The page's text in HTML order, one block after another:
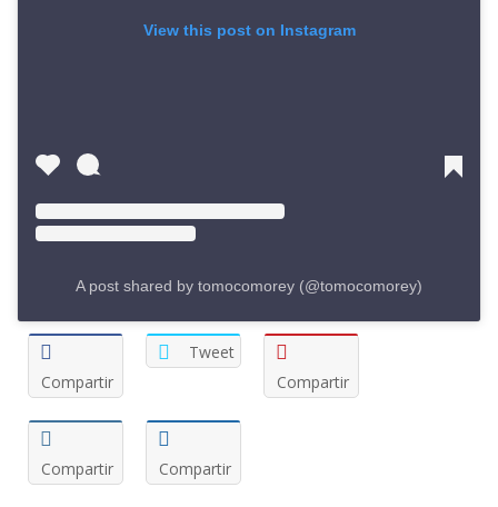
View this post on Instagram
A post shared by tomocomorey (@tomocomorey)
Compartir
Tweet
Compartir
Compartir Compartir